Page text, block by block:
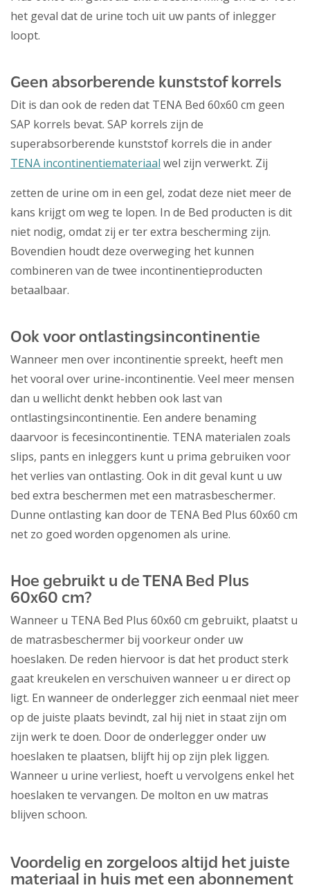
het geval dat de urine toch uit uw pants of inlegger
loopt.
Geen absorberende kunststof korrels
Dit is dan ook de reden dat TENA Bed 60x60 cm geen
SAP korrels bevat. SAP korrels zijn de
superabsorberende kunststof korrels die in ander
TENA incontinentiemateriaal wel zijn verwerkt. Zij
zetten de urine om in een gel, zodat deze niet meer de
kans krijgt om weg te lopen. In de Bed producten is dit
niet nodig, omdat zij er ter extra bescherming zijn.
Bovendien houdt deze overweging het kunnen
combineren van de twee incontinentieproducten
betaalbaar.
Ook voor ontlastingsincontinentie
Wanneer men over incontinentie spreekt, heeft men
het vooral over urine-incontinentie. Veel meer mensen
dan u wellicht denkt hebben ook last van
ontlastingsincontinentie. Een andere benaming
daarvoor is fecesincontinentie. TENA materialen zoals
slips, pants en inleggers kunt u prima gebruiken voor
het verlies van ontlasting. Ook in dit geval kunt u uw
bed extra beschermen met een matrasbeschermer.
Dunne ontlasting kan door de TENA Bed Plus 60x60 cm
net zo goed worden opgenomen als urine.
Hoe gebruikt u de TENA Bed Plus
60x60 cm?
Wanneer u TENA Bed Plus 60x60 cm gebruikt, plaatst u
de matrasbeschermer bij voorkeur onder uw
hoeslaken. De reden hiervoor is dat het product sterk
gaat kreukelen en verschuiven wanneer u er direct op
ligt. En wanneer de onderlegger zich eenmaal niet meer
op de juiste plaats bevindt, zal hij niet in staat zijn om
zijn werk te doen. Door de onderlegger onder uw
hoeslaken te plaatsen, blijft hij op zijn plek liggen.
Wanneer u urine verliest, hoeft u vervolgens enkel het
hoeslaken te vervangen. De molton en uw matras
blijven schoon.
Voordelig en zorgeloos altijd het juiste
materiaal in huis met een abonnement